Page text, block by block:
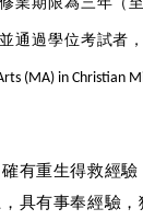
業期限為三年（
並通過學位考試者
(MA) in Christian
有重生得救經
具有事奉經驗